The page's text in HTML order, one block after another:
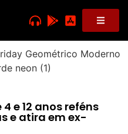
e 12 anos reféns
e atira em ex-